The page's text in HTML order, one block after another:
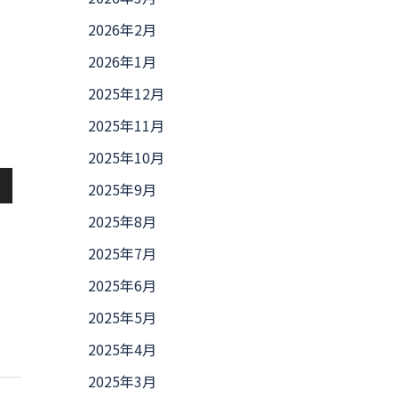
2026年2月
2026年1月
2025年12月
2025年11月
2025年10月
2025年9月
2025年8月
2025年7月
2025年6月
2025年5月
2025年4月
2025年3月